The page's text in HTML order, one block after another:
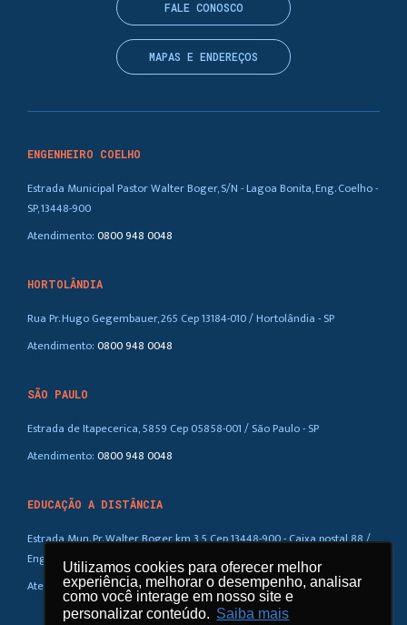
Utilizamos cookies para oferecer melhor
experiência, melhorar o desempenho, analisar
como você interage em nosso site e
personalizar conteúdo. Saiba mais
Utilizamos cookies para oferecer melhor
experiência, melhorar o desempenho, analisar
como você interage em nosso site e
personalizar conteúdo. Saiba mais
ENGENHEIRO COELHO
Estrada Municipal Pastor Walter Boger, S/N - Lagoa Bonita, Eng. Coelho -
SP, 13448-900
Atendimento:0800 948 0048
HORTOLÂNDIA
Rua Pr. Hugo Gegembauer, 265 Cep 13184-010 / Hortolândia - SP
Atendimento:0800 948 0048
SÃO PAULO
Estrada de Itapecerica, 5859 Cep 05858-001 / São Paulo - SP
Atendimento:0800 948 0048
EDUCAÇÃO A DISTÂNCIA
Estrada Mun. Pr. Walter Boger, km 3,5 Cep 13448-900 - Caixa postal 88 /
Eng. Coelho – SP
Atendimento:0800 948 0048
FALE CONOSCO
MAPAS E ENDEREÇOS